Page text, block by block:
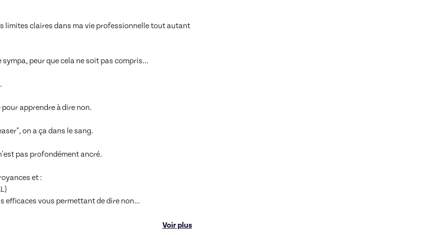
limites claires dans ma vie professionnelle tout autant
peur que cela ne soit pas compris...
apprendre à dire non.
on a ça dans le sang.
pas profondément ancré.
et :
efficaces vous permettant de dire non...
Voir plus